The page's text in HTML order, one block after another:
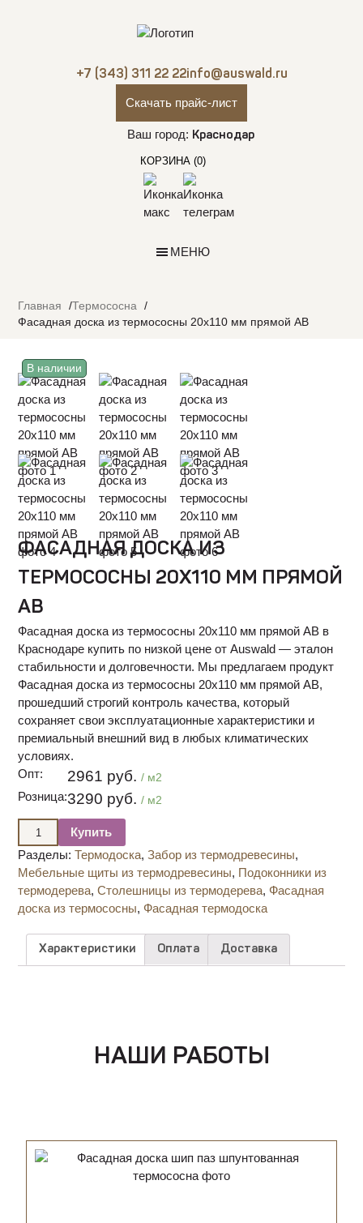
+7 (343) 311 22 22info@auswald.ru
Скачать прайс-лист
Ваш город: Краснодар
КОРЗИНА (0)
МЕНЮ
Главная
Термососна
Фасадная доска из термососны 20х110 мм прямой АВ
ФАСАДНАЯ ДОСКА ИЗ
ТЕРМОСОСНЫ 20Х110 ММ ПРЯМОЙ
АВ
Фасадная доска из термососны 20х110 мм прямой АВ в
Краснодаре купить по низкой цене от Auswald — эталон
стабильности и долговечности. Мы предлагаем продукт
Фасадная доска из термососны 20х110 мм прямой АВ,
прошедший строгий контроль качества, который
сохраняет свои эксплуатационные характеристики и
премиальный внешний вид в любых климатических
условиях.
Опт:
2961 руб. / м2
Розница:3290 руб. / м2
Купить
Разделы: Термодоска,Забор из термодревесины,
Мебельные щиты из термодревесины, Подоконники из
термодерева,Столешницы из термодерева, Фасадная
доска из термососны, Фасадная термодоска
В наличии
Характеристики Оплата Доставка
НАШИ РАБОТЫ